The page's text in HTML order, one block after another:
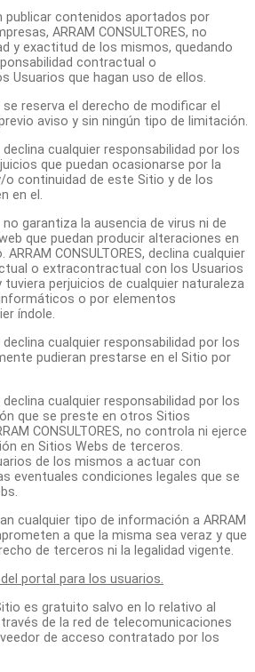
publicar contenidos aportados por
ARRAM CONSULTORES, no
y exactitud de los mismos, quedando
contractual o
Usuarios que hagan uso de ellos.
se reserva el derecho de modificar el
aviso y sin ningún tipo de limitación.
declina cualquier responsabilidad por los
que puedan ocasionarse por la
o continuidad de este Sitio y de los
en el.
no garantiza la ausencia de virus ni de
que puedan producir alteraciones en
CONSULTORES, declina cualquier
o extracontractual con los Usuarios
tuviera perjuicios de cualquier naturaleza
o por elementos
índole.
declina cualquier responsabilidad por los
pudieran prestarse en el Sitio por
declina cualquier responsabilidad por los
que se preste en otros Sitios
CONSULTORES, no controla ni ejerce
en Sitios Webs de terceros.
de los mismos a actuar con
eventuales condiciones legales que se
cualquier tipo de información a ARRAM
a que la misma sea veraz y que
de terceros ni la legalidad vigente.
portal para los usuarios.
es gratuito salvo en lo relativo al
de la red de telecomunicaciones
de acceso contratado por los